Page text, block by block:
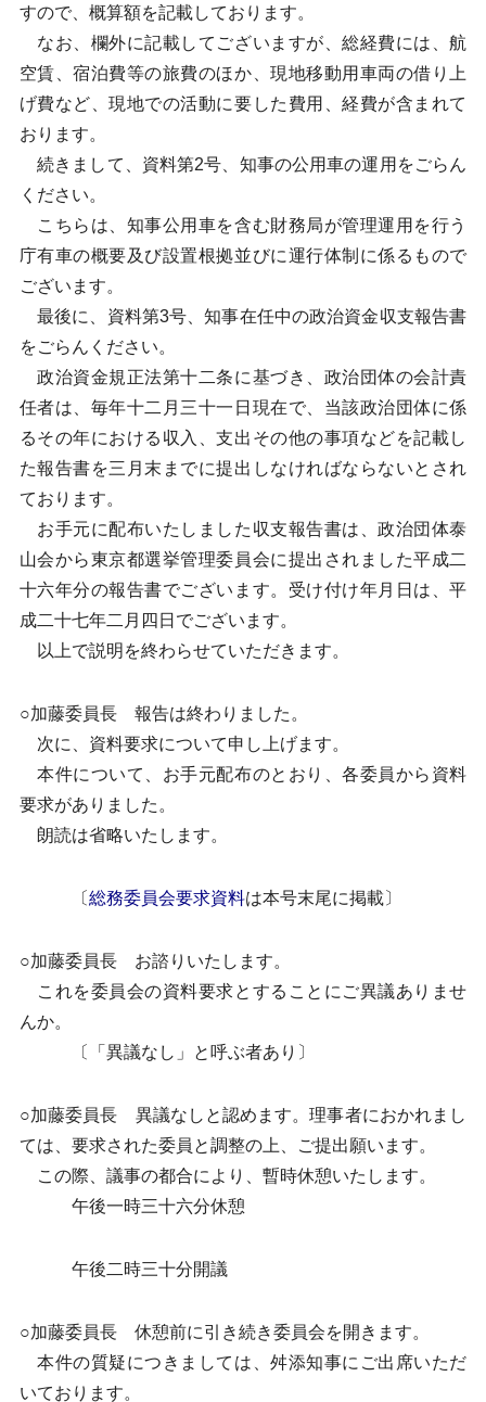
すので、概算額を記載しております。
なお、欄外に記載してございますが、総経費には、航
空賃、宿泊費等の旅費のほか、現地移動用車両の借り上
げ費など、現地での活動に要した費用、経費が含まれて
おります。
続きまして、資料第2号、知事の公用車の運用をごらん
ください。
こちらは、知事公用車を含む財務局が管理運用を行う
庁有車の概要及び設置根拠並びに運行体制に係るもので
ございます。
最後に、資料第3号、知事在任中の政治資金収支報告書
をごらんください。
政治資金規正法第十二条に基づき、政治団体の会計責
任者は、毎年十二月三十一日現在で、当該政治団体に係
るその年における収入、支出その他の事項などを記載し
た報告書を三月末までに提出しなければならないとされ
ております。
お手元に配布いたしました収支報告書は、政治団体泰
山会から東京都選挙管理委員会に提出されました平成二
十六年分の報告書でございます。受け付け年月日は、平
成二十七年二月四日でございます。
以上で説明を終わらせていただきます。
○加藤委員長 報告は終わりました。
次に、資料要求について申し上げます。
本件について、お手元配布のとおり、各委員から資料
要求がありました。
朗読は省略いたします。
〔総務委員会要求資料は本号末尾に掲載〕
○加藤委員長 お諮りいたします。
これを委員会の資料要求とすることにご異議ありませ
んか。
〔「異議なし」と呼ぶ者あり〕
○加藤委員長 異議なしと認めます。理事者におかれまし
ては、要求された委員と調整の上、ご提出願います。
この際、議事の都合により、暫時休憩いたします。
午後一時三十六分休憩
午後二時三十分開議
○加藤委員長 休憩前に引き続き委員会を開きます。
本件の質疑につきましては、舛添知事にご出席いただ
いております。